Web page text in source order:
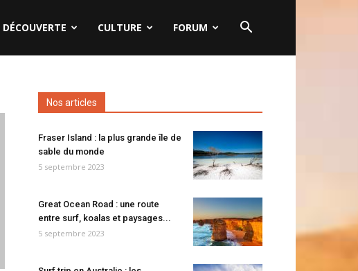
DÉCOUVERTE CULTURE FORUM
Nos articles
Fraser Island : la plus grande île de
sable du monde
5 septembre 2023
Great Ocean Road : une route
entre surf, koalas et paysages...
5 septembre 2023